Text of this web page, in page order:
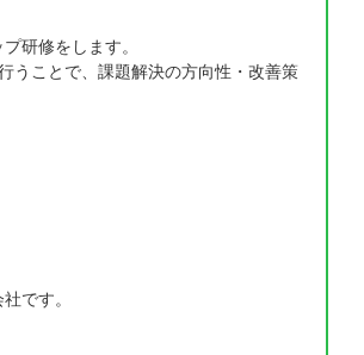
研修をします。
うことで、課題解決の方向性・改善策
です。